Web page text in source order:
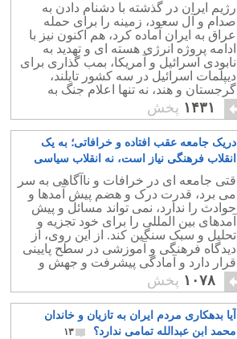
رژیم ایران در گذشته با دشنام دادن به
صدام و آل سعود، زمینه را برای حمله
عراق به ایران آماده کرد، هم اکنون نیز با
ادامه پروژه انرژی هسته ای و تهدید به
نابودی اسرائیل و آمریکا، بمب گذاری برای
دیپلمات اسرائیل در سه کشور تایلند،
گرجستان و هند، نه تنها اعلام جنگ به
اسرائیل، بلکه به همه جهانیان است.
۱۴۳۱ پخش
دریک جامعه عقب افتاده و خرافاتی؛ به یک
انقلاب فرهنگی نیاز است، نه انقلاب سیاسی
قتی جامعه ای در خرافات و ناآگاهی به سر
می برد، قدرت درک و هضم پیش آمدها و
حوادث را ندارد، نمی تواند مسائل و پیش
آمدهای بین المللی را برای خود تجزیه و
تحلیل و سبک سنگین کند. از این روی، از
دیدگاه فرهنگی و آموزشی در سطح پایینی
قرار دارد و آمادگی پیشرفت و جهش و
رسیدن به سطح بالاتر را نخواهد داشت.
۱۰۷۸ پخش
آیا بدهکاری مردم ایران به تازیان و خاندان
محمد ابن عبدالله تمامی ندارد؟
۱۳